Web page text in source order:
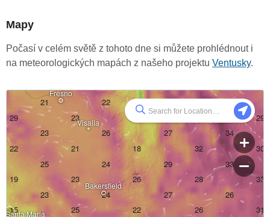
Mapy
Počasí v celém světě z tohoto dne si můžete prohlédnout i
na meteorologických mapách z našeho projektu Ventusky.